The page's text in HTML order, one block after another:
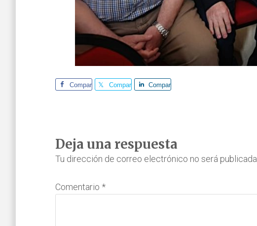
Comparte Comparte Comparte
Interacciones
lectores
Deja una respuesta
Tu dirección de correo electrónico no será publicada.
Comentario *